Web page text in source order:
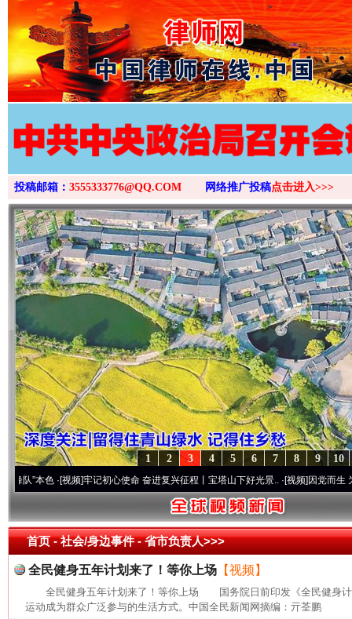
>
投稿邮箱： 3555333776@QQ.COM 网络推广投稿点击进入>>>
10
9
8
7
6
5
4
3
2
1
色·[视频]牢记初心使命 奋进复兴征程丨宝塔山下好光景..·[视频]因党而生 为党而
首页- 社会/身边事件 -省市负责人>>>
全民健身五年计划来了！等你上场 【视频】
全民健身五年计划来了！等你上场 国务院日前印发《全民健身计
运动成为群众广泛参与的生活方式。中国全民新闻网摘编：亓荃鹏